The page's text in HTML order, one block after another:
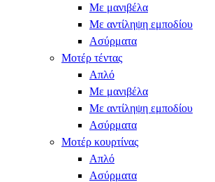
Με μανιβέλα
Με αντίληψη εμποδίου
Ασύρματα
Μοτέρ τέντας
Απλό
Με μανιβέλα
Με αντίληψη εμποδίου
Ασύρματα
Μοτέρ κουρτίνας
Απλό
Ασύρματα